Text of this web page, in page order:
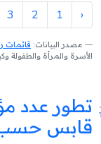
‹
1
2
3
مصدر البيانات: قائمات
الأسرة والمرأة والطفولة وكبار السن بتاريخ
تطور عدد
قابس حسب